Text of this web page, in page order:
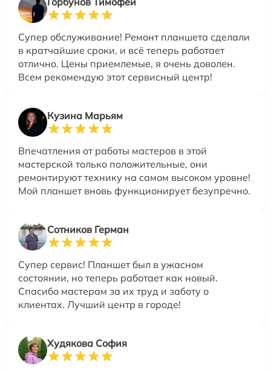
Супер обслуживание! Ремонт планшета сделали
в кратчайшие сроки, и всё теперь работает
отлично. Цены приемлемые, я очень доволен.
Всем рекомендую этот сервисный центр!
Кузина Марьям
Впечатления от работы мастеров в этой
мастерской только положительные, они
ремонтируют технику на самом высоком уровне!
Мой планшет вновь функционирует безупречно.
Сотников Герман
Супер сервис! Планшет был в ужасном
состоянии, но теперь работает как новый.
Спасибо мастерам за их труд и заботу о
клиентах. Лучший центр в городе!
Худякова София